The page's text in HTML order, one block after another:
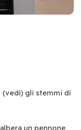
(vedi) gli stemmi di
un pennone